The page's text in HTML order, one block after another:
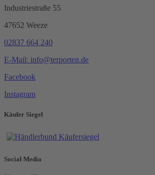
Industriestraße 55
47652 Weeze
02837 664 240
E-Mail: info@terporten.de
Facebook
Instagram
Käufer Siegel
Social Media